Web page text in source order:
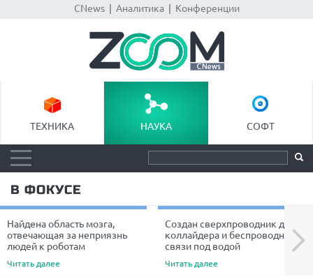
CNews| Аналитика| Конференции
ТЕХНИКА НАУКА СОФТ
В ФОКУСЕ
Найдена область мозга,
отвечающая за неприязнь
людей к роботам
Читать далее
Создан сверхпроводник для
коллайдера и беспроводной
связи под водой
Читать далее
Next